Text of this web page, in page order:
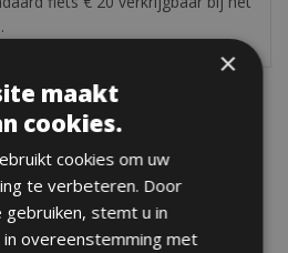
aan de Middellandse Zee en
de l'Esterel
×
maakt
cookies.
cookies om uw
te verbeteren. Door
stemt u in
in overeenstemming met